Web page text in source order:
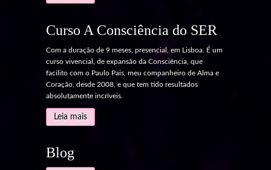
Curso A Consciência do SER
Com a duração de 9 meses, presencial, em Lisboa. É um
curso vivencial, de expansão da Consciência, que
facilito com o Paulo Pais, meu companheiro de Alma e
Coração, desde 2008, e que tem tido resultados
absolutamente incríveis.
Leia mais
Blog